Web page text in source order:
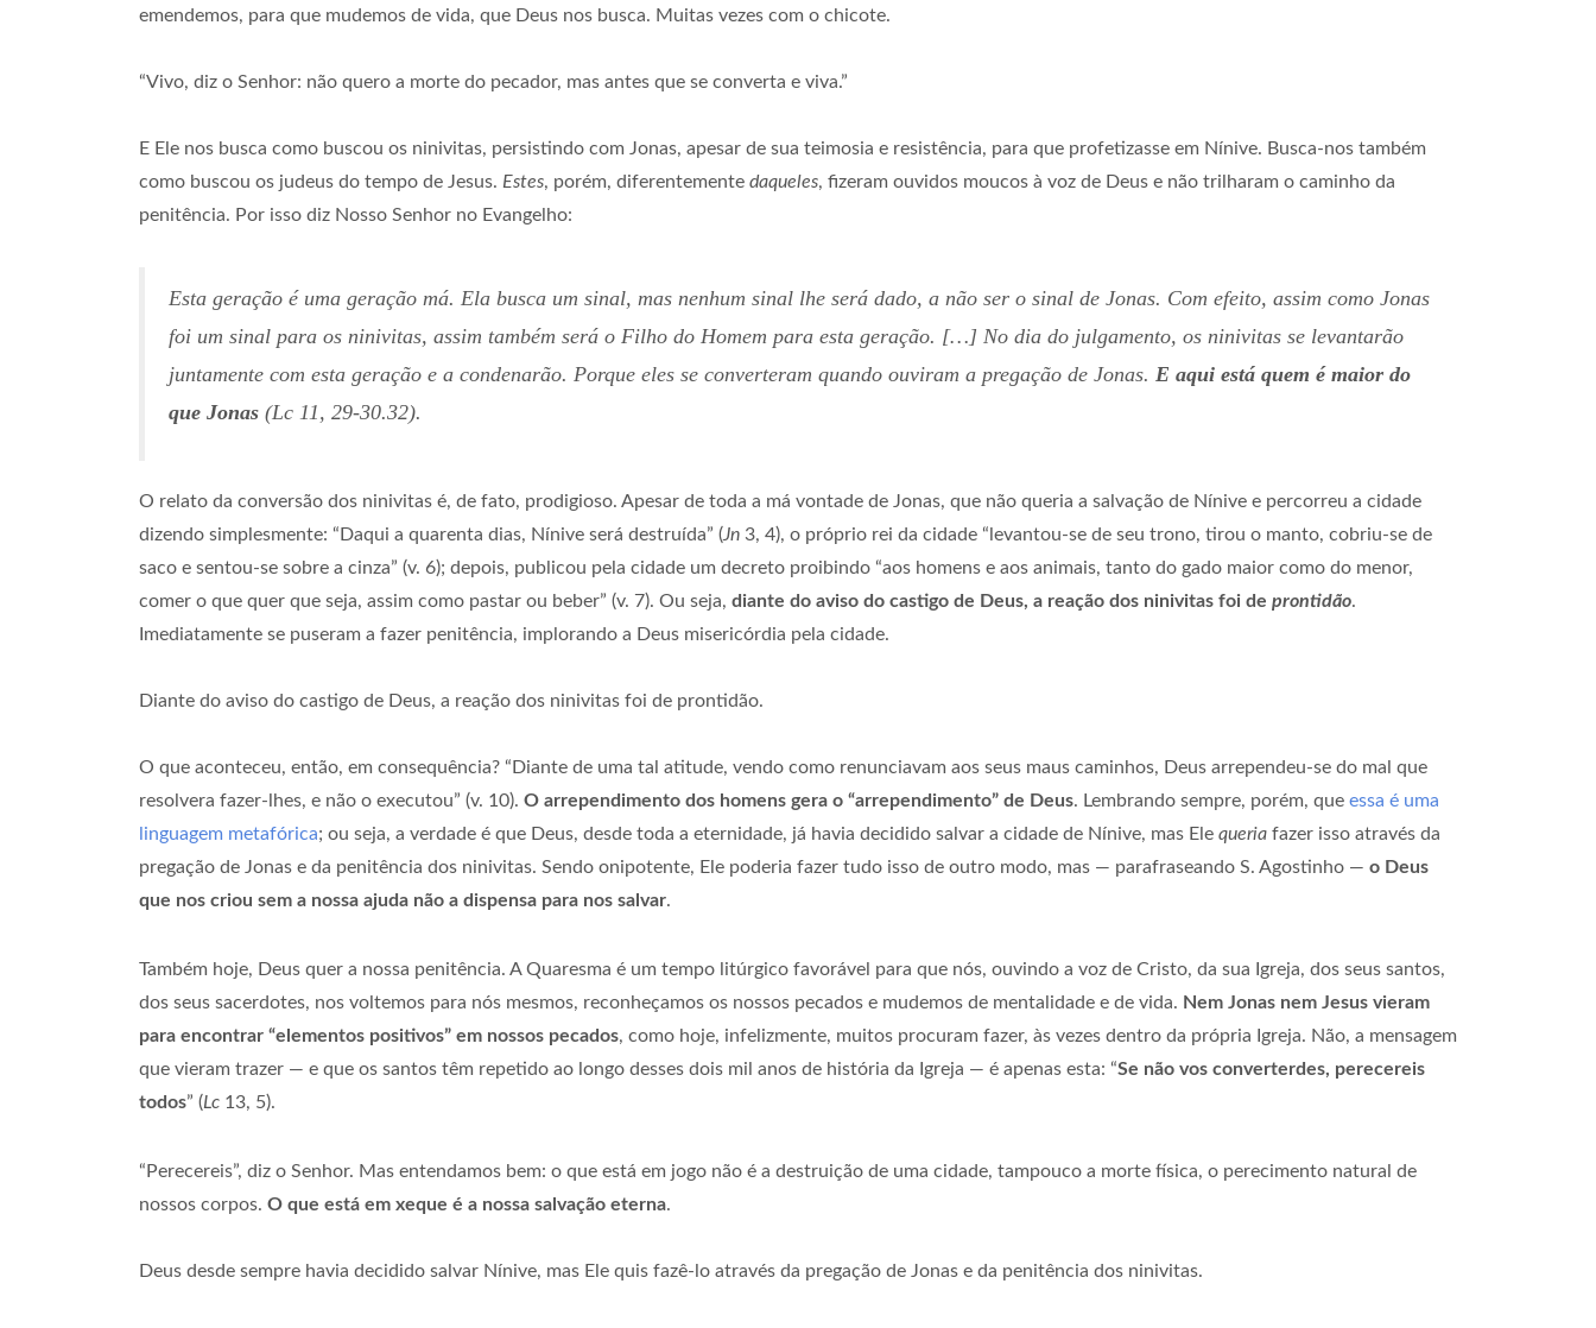
emendemos, para que mudemos de vida, que Deus nos busca. Muitas vezes com o chicote.
“Vivo, diz o Senhor: não quero a morte do pecador, mas antes que se converta e viva.”
E Ele nos busca como buscou os ninivitas, persistindo com Jonas, apesar de sua teimosia e resistência, para que profetizasse em Nínive. Busca-nos também
como buscou os judeus do tempo de Jesus. Estes, porém, diferentemente daqueles, fizeram ouvidos moucos à voz de Deus e não trilharam o caminho da
penitência. Por isso diz Nosso Senhor no Evangelho:
Esta geração é uma geração má. Ela busca um sinal, mas nenhum sinal lhe será dado, a não ser o sinal de Jonas. Com efeito, assim como Jonas
foi um sinal para os ninivitas, assim também será o Filho do Homem para esta geração. […] No dia do julgamento, os ninivitas se levantarão
juntamente com esta geração e a condenarão. Porque eles se converteram quando ouviram a pregação de Jonas. E aqui está quem é maior do
que Jonas (Lc 11, 29-30.32).
O relato da conversão dos ninivitas é, de fato, prodigioso. Apesar de toda a má vontade de Jonas, que não queria a salvação de Nínive e percorreu a cidade
dizendo simplesmente: “Daqui a quarenta dias, Nínive será destruída” (Jn 3, 4), o próprio rei da cidade “levantou-se de seu trono, tirou o manto, cobriu-se de
saco e sentou-se sobre a cinza” (v. 6); depois, publicou pela cidade um decreto proibindo “aos homens e aos animais, tanto do gado maior como do menor,
comer o que quer que seja, assim como pastar ou beber” (v. 7). Ou seja, diante do aviso do castigo de Deus, a reação dos ninivitas foi de prontidão.
Imediatamente se puseram a fazer penitência, implorando a Deus misericórdia pela cidade.
Diante do aviso do castigo de Deus, a reação dos ninivitas foi de prontidão.
O que aconteceu, então, em consequência? “Diante de uma tal atitude, vendo como renunciavam aos seus maus caminhos, Deus arrependeu-se do mal que
resolvera fazer-lhes, e não o executou” (v. 10). O arrependimento dos homens gera o “arrependimento” de Deus. Lembrando sempre, porém, que essa é uma
linguagem metafórica; ou seja, a verdade é que Deus, desde toda a eternidade, já havia decidido salvar a cidade de Nínive, mas Ele queria fazer isso através da
pregação de Jonas e da penitência dos ninivitas. Sendo onipotente, Ele poderia fazer tudo isso de outro modo, mas — parafraseando S. Agostinho — o Deus
que nos criou sem a nossa ajuda não a dispensa para nos salvar.
Também hoje, Deus quer a nossa penitência. A Quaresma é um tempo litúrgico favorável para que nós, ouvindo a voz de Cristo, da sua Igreja, dos seus santos,
dos seus sacerdotes, nos voltemos para nós mesmos, reconheçamos os nossos pecados e mudemos de mentalidade e de vida. Nem Jonas nem Jesus vieram
para encontrar “elementos positivos” em nossos pecados, como hoje, infelizmente, muitos procuram fazer, às vezes dentro da própria Igreja. Não, a mensagem
que vieram trazer — e que os santos têm repetido ao longo desses dois mil anos de história da Igreja — é apenas esta: “Se não vos converterdes, perecereis
todos” (Lc 13, 5).
“Perecereis”, diz o Senhor. Mas entendamos bem: o que está em jogo não é a destruição de uma cidade, tampouco a morte física, o perecimento natural de
nossos corpos. O que está em xeque é a nossa salvação eterna.
Deus desde sempre havia decidido salvar Nínive, mas Ele quis fazê-lo através da pregação de Jonas e da penitência dos ninivitas.